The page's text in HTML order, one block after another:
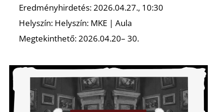
Eredményhirdetés: 2026.04.27., 10:30
Helyszín: Helyszín: MKE | Aula
Megtekinthető: 2026.04.20– 30.